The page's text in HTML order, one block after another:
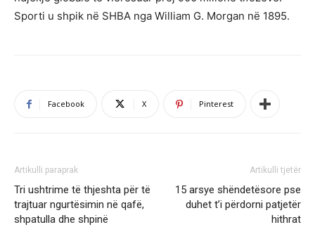
Sporti u shpik në SHBA nga William G. Morgan në 1895.
Facebook X Pinterest
Artikulli paraprak
Tri ushtrime të thjeshta për të
trajtuar ngurtësimin në qafë,
shpatulla dhe shpinë
Artikulli tjetër
15 arsye shëndetësore pse
duhet t’i përdorni patjetër
hithrat